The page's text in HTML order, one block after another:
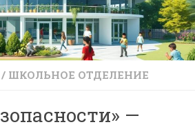
/ ШКОЛЬНОЕ ОТДЕЛЕНИЕ
—